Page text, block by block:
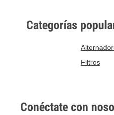
Categorías
Filtros
Conéctate con